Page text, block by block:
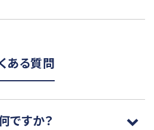
ある質問
ですか？